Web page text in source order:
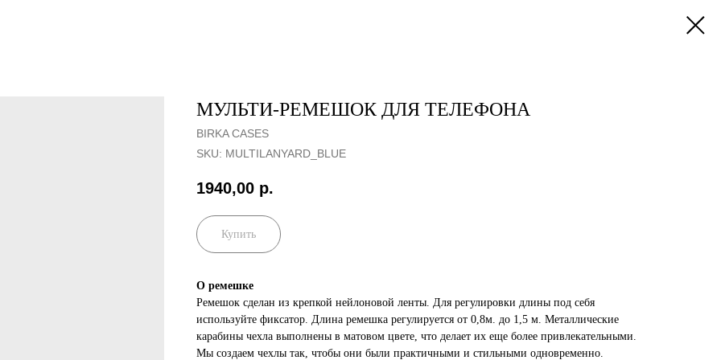
МУЛЬТИ-РЕМЕШОК ДЛЯ ТЕЛЕФОНА
BIRKA CASES
SKU: MULTILANYARD_BLUE
1940,00 р.
Купить
О ремешке
Ремешок сделан из крепкой нейлоновой ленты. Для регулировки длины под себя
используйте фиксатор. Длина ремешка регулируется от 0,8м. до 1,5 м. Металлические
карабины чехла выполнены в матовом цвете, что делает их еще более привлекательными.
Мы создаем чехлы так, чтобы они были практичными и стильными одновременно.